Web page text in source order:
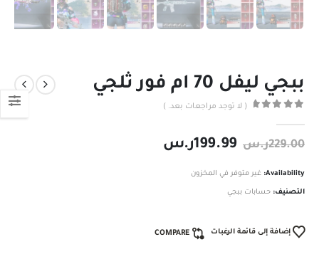
ببجي ليفل 70 ام فور ثلجي
( لا توجد مراجعات بعد. )
229.00ر.س 199.99ر.س
Availability: غير متوفر في المخزون
التصنيف: حسابات ببجي
إضافة إلى قائمة الرغبات COMPARE